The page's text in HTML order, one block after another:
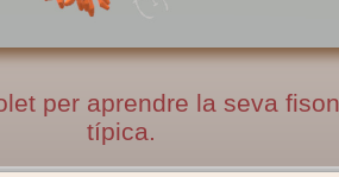
per aprendre la seva
típica.